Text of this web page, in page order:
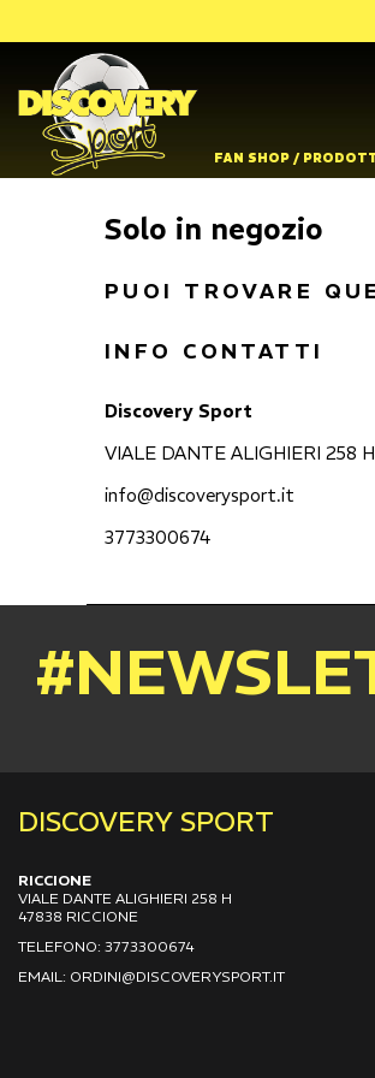
FAN SHOP /
Solo in negozio
PUOI TROVARE
INFO CONTATTI
Discovery Sport
VIALE DANTE ALIGHIERI 258
info@discoverysport.it
3773300674
DISCOVERY SPORT
RICCIONE
VIALE DANTE ALIGHIERI 258 H
47838 RICCIONE
TELEFONO: 3773300674
EMAIL: ORDINI@DISCOVERYSPORT.IT